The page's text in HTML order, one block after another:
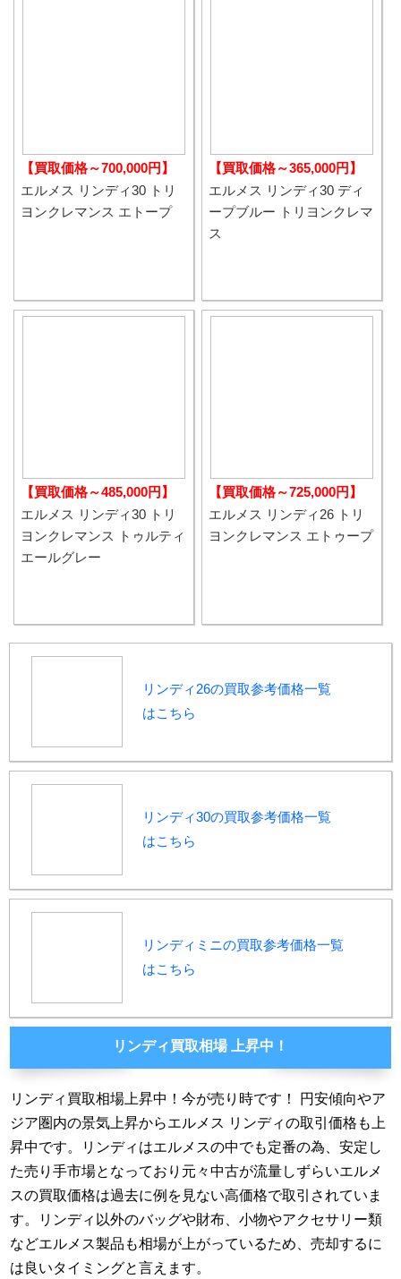
【買取価格～700,000円】
エルメス リンディ30 トリ
ヨンクレマンス エトープ
【買取価格～365,000円】
エルメス リンディ30 ディ
ープブルー トリヨンクレマ
ス
【買取価格～485,000円】
エルメス リンディ30 トリ
ヨンクレマンス トゥルティ
エールグレー
【買取価格～725,000円】
エルメス リンディ26 トリ
ヨンクレマンス エトゥープ
リンディ26の買取参考価格一覧
はこちら
リンディ30の買取参考価格一覧
はこちら
リンディミニの買取参考価格一覧
はこちら
リンディ買取相場 上昇中！
リンディ買取相場上昇中！今が売り時です！ 円安傾向やア
ジア圏内の景気上昇からエルメス リンディの取引価格も上
昇中です。リンディはエルメスの中でも定番の為、安定し
た売り手市場となっており元々中古が流量しずらいエルメ
スの買取価格は過去に例を見ない高価格で取引されていま
す。リンディ以外のバッグや財布、小物やアクセサリー類
などエルメス製品も相場が上がっているため、売却するに
は良いタイミングと言えます。